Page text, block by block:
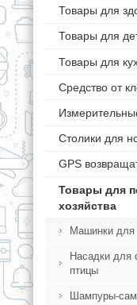
Товары для
Товары для
Товары для
Средство от
Столики для
GPS
Товары для
хозяйства
Машинки для
Насадки для
птицы
Шампуры-